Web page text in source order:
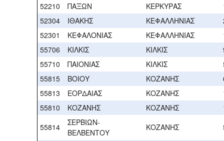
52210
ΠΑΞΩΝ ΚΕΡΚΥΡΑΣ
52304
ΙΘΑΚΗΣ ΚΕΦΑΛΛΗΝΙΑΣ
52301
ΚΕΦΑΛΟΝΙΑΣ ΚΕΦΑΛΛΗΝΙΑΣ
55706
ΚΙΛΚΙΣ ΚΙΛΚΙΣ
55710
ΠΑΙΟΝΙΑΣ ΚΙΛΚΙΣ
55815
ΒΟΙΟΥ ΚΟΖΑΝΗΣ
55813
ΕΟΡΔΑΙΑΣ ΚΟΖΑΝΗΣ
55810
ΚΟΖΑΝΗΣ ΚΟΖΑΝΗΣ
55814
ΣΕΡΒΙΩΝ-
ΒΕΛΒΕΝΤΟΥ
ΚΟΖΑΝΗΣ